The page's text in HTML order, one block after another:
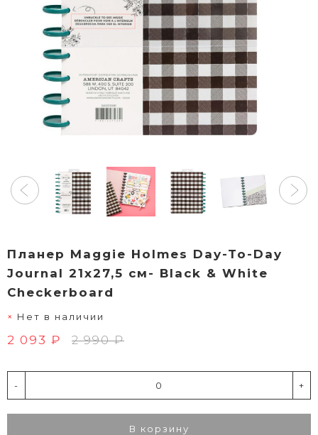
Планер Maggie Holmes Day-To-Day
Journal 21х27,5 см- Black & White
Checkerboard
Нет в наличии
2 093 ₽ 2 990 ₽
- +
В корзину